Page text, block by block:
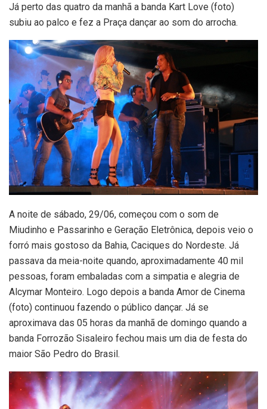
Já perto das quatro da manhã a banda Kart Love (foto)
subiu ao palco e fez a Praça dançar ao som do arrocha.
A noite de sábado, 29/06, começou com o som de
Miudinho e Passarinho e Geração Eletrônica, depois veio o
forró mais gostoso da Bahia, Caciques do Nordeste. Já
passava da meia-noite quando, aproximadamente 40 mil
pessoas, foram embaladas com a simpatia e alegria de
Alcymar Monteiro. Logo depois a banda Amor de Cinema
(foto) continuou fazendo o público dançar. Já se
aproximava das 05 horas da manhã de domingo quando a
banda Forrozão Sisaleiro fechou mais um dia de festa do
maior São Pedro do Brasil.